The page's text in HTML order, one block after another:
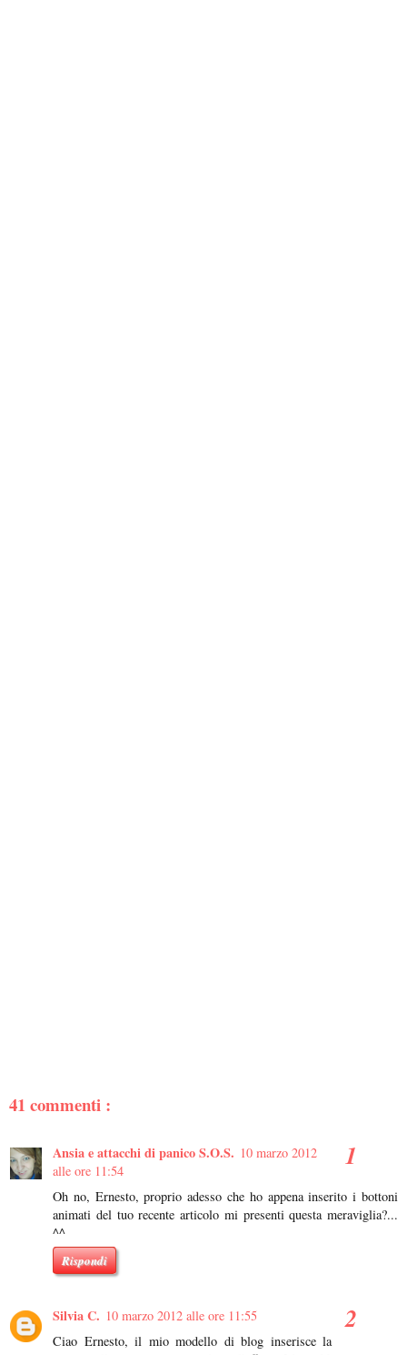
41 commenti :
Ansia e attacchi di panico S.O.S. 10 marzo 2012
alle ore 11:54
Oh no, Ernesto, proprio adesso che ho appena inserito i bottoni
animati del tuo recente articolo mi presenti questa meraviglia?...
^^
Rispondi
Silvia C. 10 marzo 2012 alle ore 11:55
Ciao Ernesto, il mio modello di blog inserisce la